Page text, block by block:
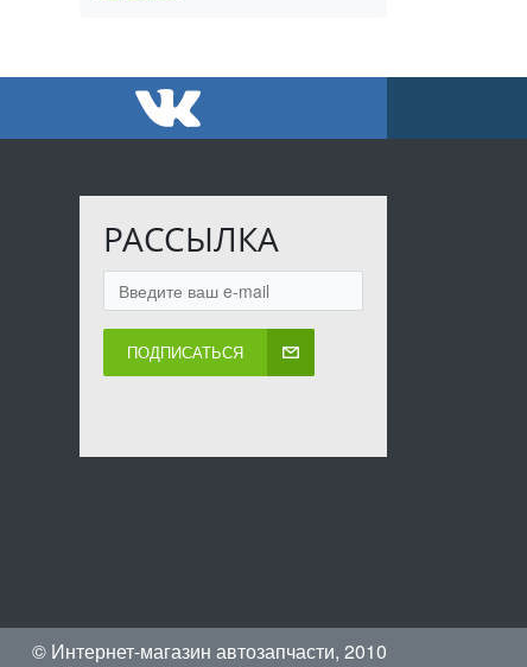
РАССЫЛКА
ПОДПИСАТЬСЯ
© Интернет-магазин автозапчасти, 2010